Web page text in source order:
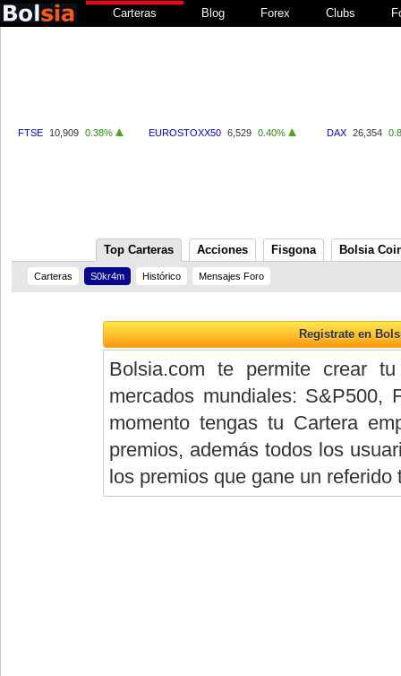
Carteras Blog Forex Clubs
FTSE 10,909 0.38% EUROSTOXX50 6,529 0.40% DAX 26,354
Top Carteras Acciones Fisgona Bolsia
Carteras S0kr4m Histórico Mensajes Foro
Bolsia.com te permite crear
mercados mundiales:
momento tengas tu Cartera
premios, además todos los
los premios que gane un